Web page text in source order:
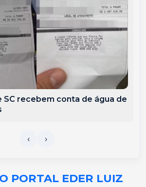
SC recebem conta de água de
PORTAL EDER LUIZ